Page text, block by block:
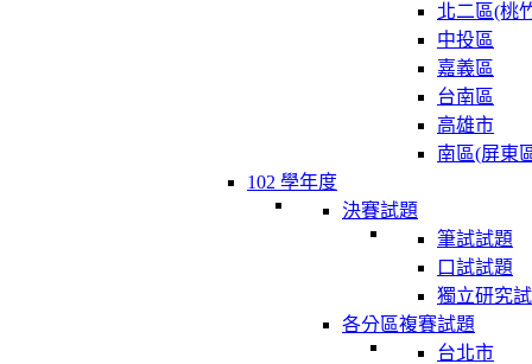
北二區(桃
中投區
嘉義區
台南區
高雄市
南區(屏東
102 學年度
決賽試題
筆試試題
口試試題
獨立研究
各分區複賽試題
台北市